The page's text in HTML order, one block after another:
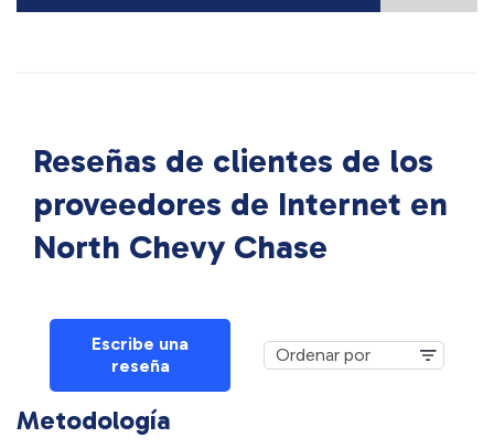
Reseñas de clientes de los
proveedores de Internet en
North Chevy Chase
Escribe una
reseña
Metodología